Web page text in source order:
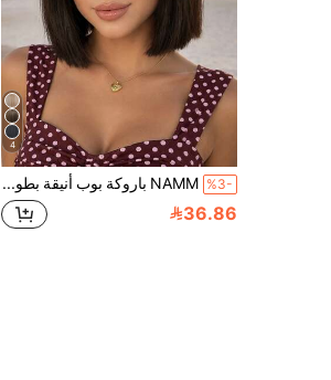
4
%3- NAMM باروكة بوب أنيقة بطول 12 بوصة مستقيمة قصيرة باللون البني الداكن مع غرة، لطيفة وطبيعية وعصرية، من ألياف صناعية مقاومة للحرارة، للنساء للاستخدام اليومي والحفلات
36.86